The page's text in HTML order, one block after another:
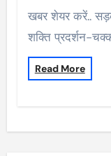
खबर शेयर करें.. सड़क, खाद और बिजली को लेकर कांग्रेस का
शक्ति प्रदर्शन-
Read More